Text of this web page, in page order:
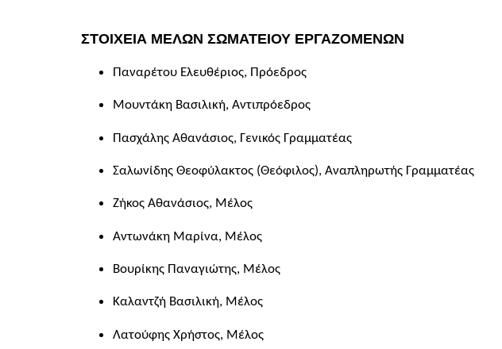
ΣΤΟΙΧΕΙΑ ΜΕΛΩΝ ΣΩΜΑΤΕΙΟΥ ΕΡΓΑΖΟΜΕΝΩΝ
Παναρέτου Ελευθέριος, Πρόεδρος
Μουντάκη Βασιλική, Αντιπρόεδρος
Πασχάλης Αθανάσιος, Γενικός Γραμματέας
Σαλωνίδης Θεοφύλακτος (Θεόφιλος), Αναπληρωτής Γραμματέας
Ζήκος Αθανάσιος, Μέλος
Αντωνάκη Μαρίνα, Μέλος
Βουρίκης Παναγιώτης, Μέλος
Καλαντζή Βασιλική, Μέλος
Λατούφης Χρήστος, Μέλος